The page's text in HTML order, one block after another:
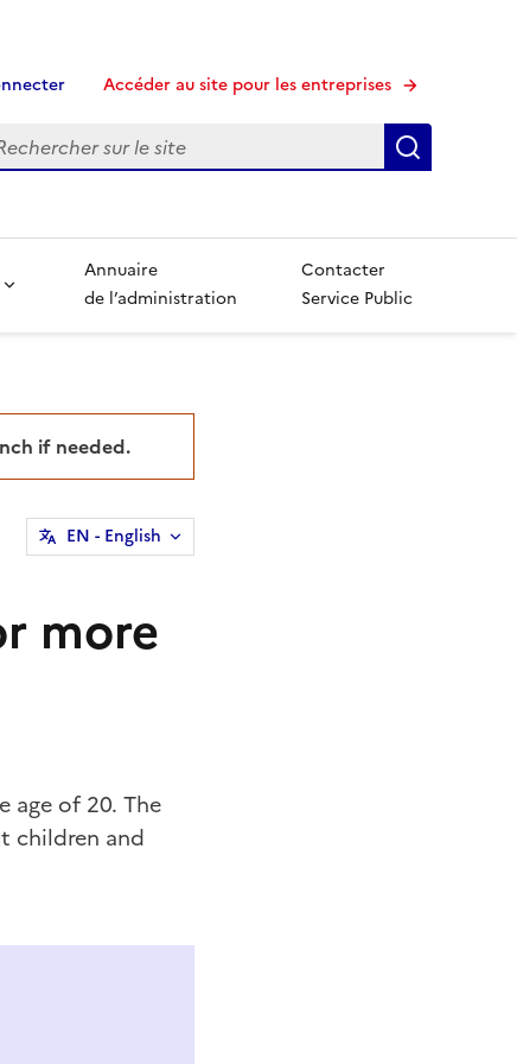
Accéder au site pour les entreprises
Annuaire
de l’administration
Contacter
Service Public
if needed.
EN - English
more
age of 20. The
children and